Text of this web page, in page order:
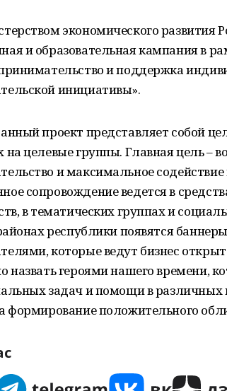
экономического развития
и образовательная кампания в
и поддержка
инициативы».
проект представляет собой
целевые группы. Главная цель –
и максимальное содействие
сопровождение ведется в
в тематических группах и
республики появятся
которые ведут бизнес
назвать героями нашего времени,
задач и помощи в различных
формирование положительного